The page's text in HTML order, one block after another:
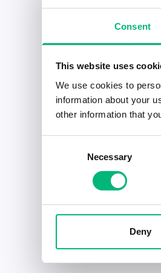
Consent
This website uses
We use cookies to
information about your
other information that
Necessary
Deny